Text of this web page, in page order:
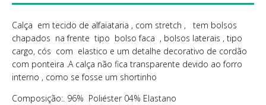
Calça em tecido de alfaiataria , com stretch , tem bolsos
chapados na frente tipo bolso faca , bolsos laterais , tipo
cargo, cós com elastico e um detalhe decorativo de cordão
com ponteira .A calça não fica transparente devido ao forro
interno , como se fosse um shortinho
Composição:. 96% Poliéster 04% Elastano